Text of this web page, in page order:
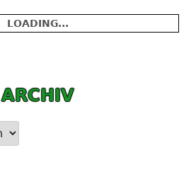
LOADING...
ARCHIV